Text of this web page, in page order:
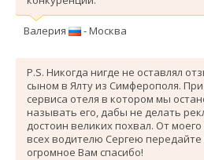
Валерия - Москва
P.S. Никогда нигде не оставлял
сыном в Ялту из Симферополя.
сервиса отеля в котором мы
называть его, дабы не делать
достоин великих похвал. От
всех водителю Сергею
огромное Вам спасибо!